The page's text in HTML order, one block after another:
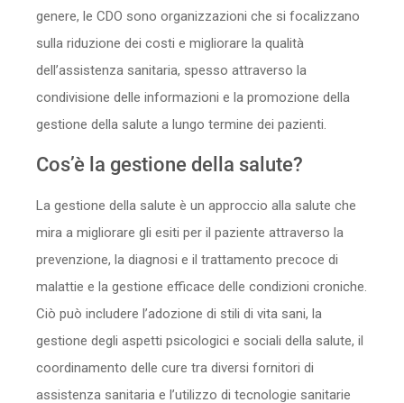
genere, le CDO sono organizzazioni che si focalizzano
sulla riduzione dei costi e migliorare la qualità
dell’assistenza sanitaria, spesso attraverso la
condivisione delle informazioni e la promozione della
gestione della salute a lungo termine dei pazienti.
Cos’è la gestione della salute?
La gestione della salute è un approccio alla salute che
mira a migliorare gli esiti per il paziente attraverso la
prevenzione, la diagnosi e il trattamento precoce di
malattie e la gestione efficace delle condizioni croniche.
Ciò può includere l’adozione di stili di vita sani, la
gestione degli aspetti psicologici e sociali della salute, il
coordinamento delle cure tra diversi fornitori di
assistenza sanitaria e l’utilizzo di tecnologie sanitarie